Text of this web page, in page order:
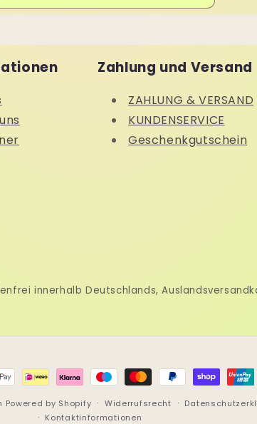
Zahlung und Versand
ZAHLUNG & VERSAND
KUNDENSERVICE
Geschenkgutschein
innerhalb Deutschlands,
Powered by Shopify Widerrufsrecht
Kontaktinformationen